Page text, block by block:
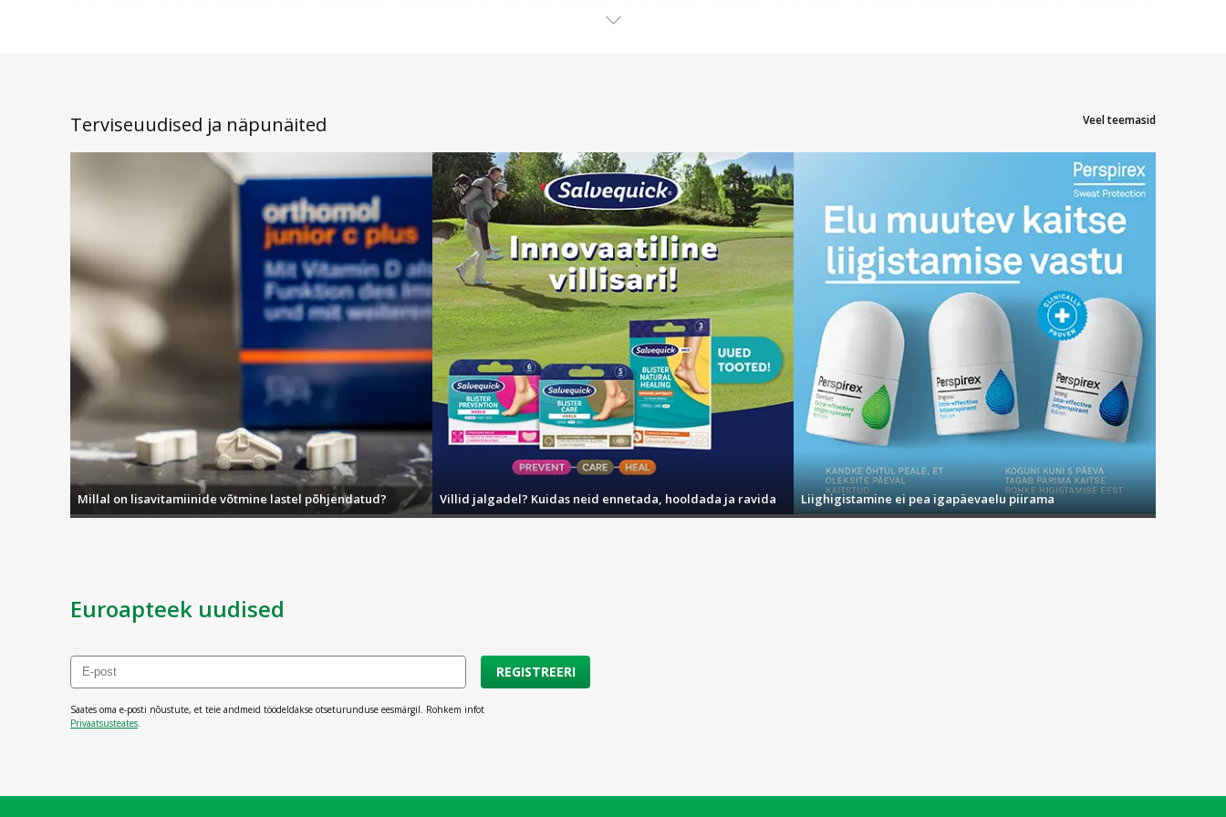
Beauty of Joseon eeliseks on tootevalik, mis hõlmab näokreeme, seerumeid, silmaümbruskreeme ja päikesekaitsetooteid. Näiteks Beauty of Joseon Eye Cream ja
Beauty of Joseon Revive Eye Serum pakuvad intensiivset hooldust õrnale silmaümbruse nahale. Tootevalik on loodud naha elujõu, niiskuse ja kaitse tagamiseks,
võimaldades igapäevaselt hoida naha terve ja säravana.
näokreem
ning tunneta omal nahal, kuidas sära ja elujõud taastuvad! Silmaümbruse jaoks ära unusta vaadata ka
Päikesekaitse ja nahahooldus koos
Päikesekosmeetika
on naha tervise ja ilu säilitamisel ülioluline. UV-kiirgus võib põhjustada naha enneaegset vananemist, kuivust, pigmentatsiooni ja kaitset vajavate
nahakihtide kahjustusi. Beauty of Joseon tooted pakuvad terviklikku lähenemist nahahooldusele, ühendades niisutuse ja kaitse. Ära unusta, et ka regulaarne
päikesekaitse kasutamine aitab hoida naha elastse, tervena ja säravana ning täiendab igapäevast nahahooldusrutiini tervikuna.
Miks valida Beauty of Joseon?
Beauty of Joseon toodete eeliseks on pärandipõhised retseptid, looduslikud koostisosad ja dermatoloogide soovitused, mis sobivad ka tundlikule nahale. Tooted nagu
Glow Serum, Eye Cream ja Revive Eye Serum pakuvad igapäevast hooldust, kaitset ja naha nooruslikkuse säilitamist. Bränd ühendab traditsioonilised koostisosad,
kaasaegse teaduse ja dermatoloogilise kogemuse, pakkudes nahale terviklikku hooldust.
Terviseuudised ja näpunäited Veel teemasid
Millal on lisavitamiinide võtmine lastel põhjendatud? Villid jalgadel? Kuidas neid ennetada, hooldada ja ravida Liighigistamine ei pea igapäevaelu piirama
Euroapteek uudised
REGISTREERI
Saates oma e-posti nõustute, et teie andmeid töödeldakse otseturunduse eesmärgil. Rohkem infot
Privaatsusteates